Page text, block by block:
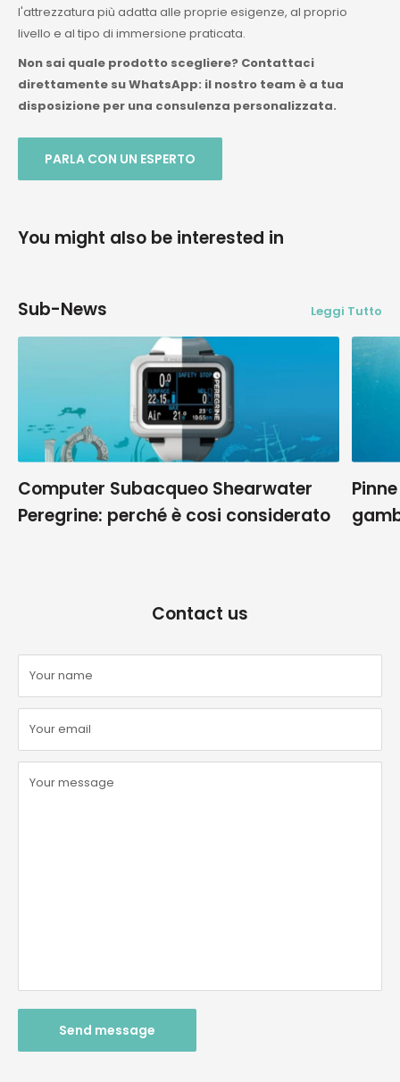
l'attrezzatura più adatta alle proprie esigenze, al proprio
livello e al tipo di immersione praticata.
Non sai quale prodotto scegliere? Contattaci
direttamente su WhatsApp: il nostro team è a tua
disposizione per una consulenza personalizzata.
PARLA CON UN ESPERTO
You might also be interested in
Sub-News Leggi Tutto
Computer Subacqueo Shearwater
Peregrine: perché è cosi considerato
Contact us
Your name
Your email
Your message
Send message